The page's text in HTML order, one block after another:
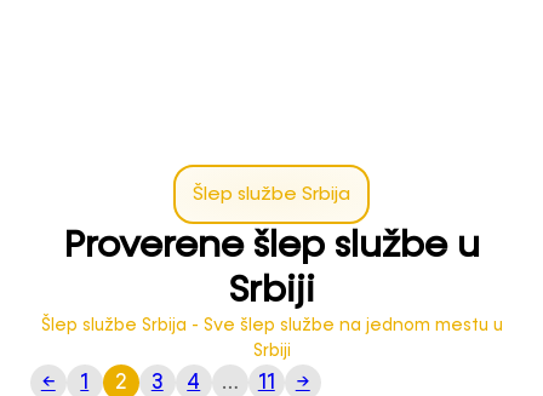
Proverene šlep službe u
Srbiji
Šlep službe Srbija
Šlep službe Srbija - Sve šlep službe na jednom mestu u
Srbiji
← 1 2 3 4 … 11 →